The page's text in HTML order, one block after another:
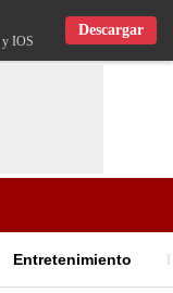
y IOS
Descargar
Entretenimiento